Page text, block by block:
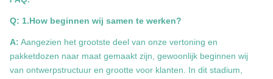
Q: 1.How beginnen wij samen te werken?
A: Aangezien het grootste deel van onze vertoning en
pakketdozen naar maat gemaakt zijn, gewoonlijk beginnen wij
van ontwerpstructuur en grootte voor klanten. In dit stadium,